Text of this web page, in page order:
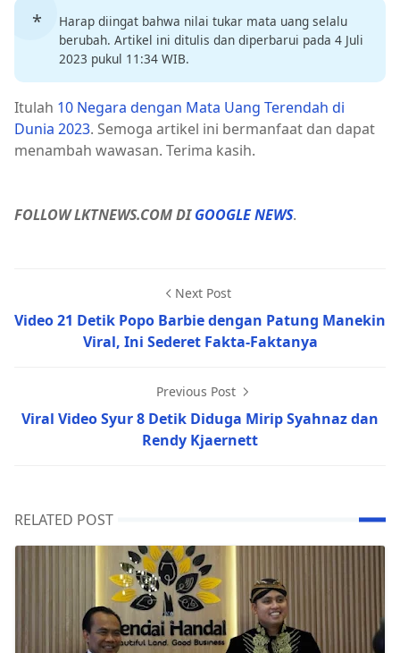
Harap diingat bahwa nilai tukar mata uang selalu
berubah. Artikel ini ditulis dan diperbarui pada 4 Juli
2023 pukul 11:34 WIB.
Itulah 10 Negara dengan Mata Uang Terendah di
Dunia 2023. Semoga artikel ini bermanfaat dan dapat
menambah wawasan. Terima kasih.
FOLLOW LKTNEWS.COM DIGOOGLE NEWS.
Next Post
Video 21 Detik Popo Barbie dengan Patung Manekin
Viral, Ini Sederet Fakta-Faktanya
Previous Post
Viral Video Syur 8 Detik Diduga Mirip Syahnaz dan
Rendy Kjaernett
RELATED POST